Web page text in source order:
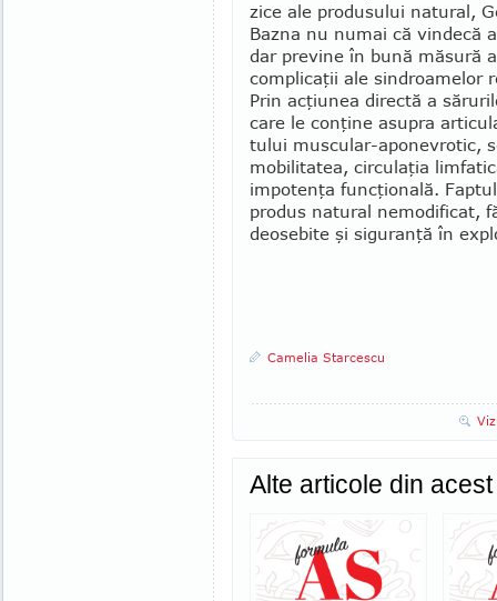
zi­ce ale produsului natu­ral,
Bazna nu nu­mai că vindecă
dar previ­ne în bună măsură
complicaţii ale sindroa­melor
Prin acţiunea directă a
care le con­ţine asu­pra
tului muscular-aponevrotic,
mobilitatea, circulaţia
impo­ten­ţa funcţională.
produs natural nemodificat,
deosebite şi si­guranţă în
Camelia Starcescu
Alte articole din